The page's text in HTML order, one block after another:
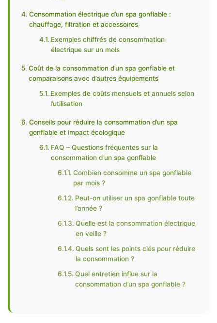
Consommation électrique d’un spa gonflable :
chauffage, filtration et accessoires
Exemples chiffrés de consommation
électrique sur un mois
Coût de la consommation d’un spa gonflable et
comparaisons avec d’autres équipements
Exemples de coûts mensuels et annuels selon
l’utilisation
Conseils pour réduire la consommation d’un spa
gonflable et impact écologique
FAQ – Questions fréquentes sur la
consommation d’un spa gonflable
Combien consomme un spa gonflable
par mois ?
Peut-on utiliser un spa gonflable toute
l’année ?
Quelle est la consommation électrique
en veille ?
Quels sont les points clés pour réduire
la consommation ?
Quel entretien influe sur la
consommation d’un spa gonflable ?